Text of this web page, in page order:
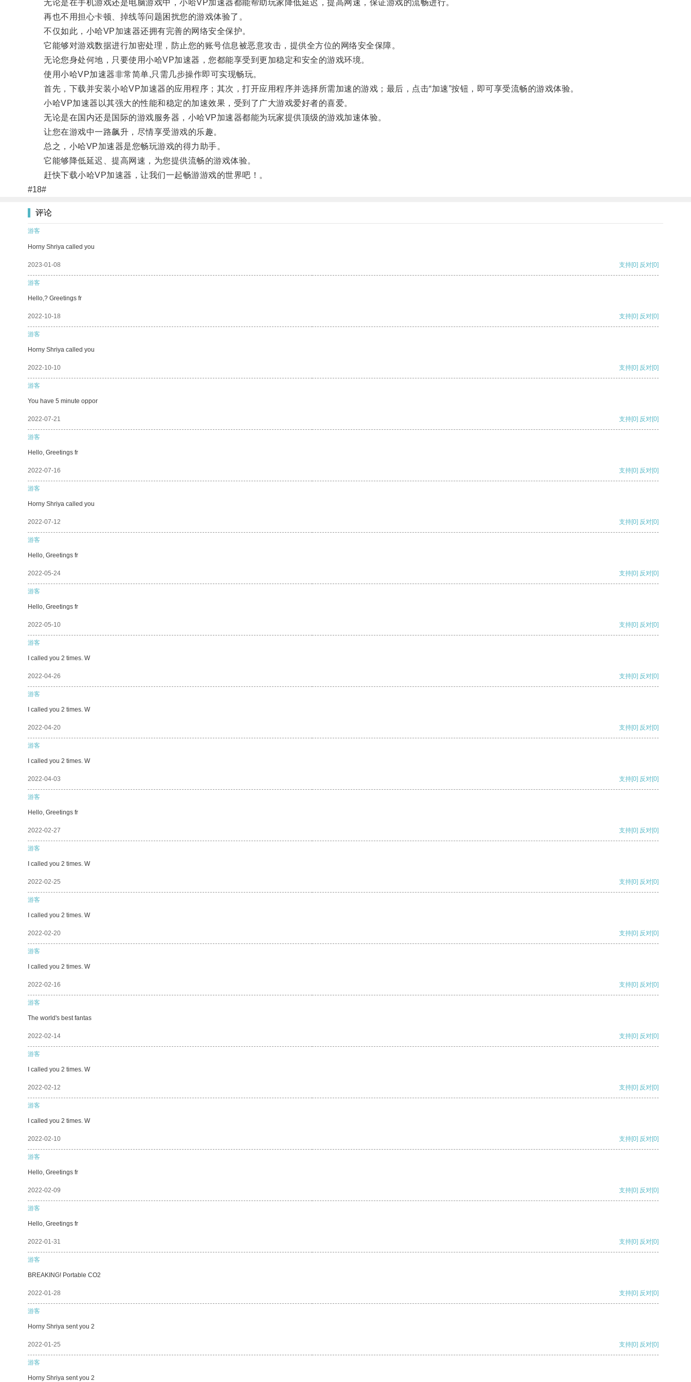
无论是在手机游戏还是电脑游戏中，小哈VP加速器都能帮助玩家降低延迟，提高网速，保证游戏的流畅进行。
再也不用担心卡顿、掉线等问题困扰您的游戏体验了。
不仅如此，小哈VP加速器还拥有完善的网络安全保护。
它能够对游戏数据进行加密处理，防止您的账号信息被恶意攻击，提供全方位的网络安全保障。
无论您身处何地，只要使用小哈VP加速器，您都能享受到更加稳定和安全的游戏环境。
使用小哈VP加速器非常简单,只需几步操作即可实现畅玩。
首先，下载并安装小哈VP加速器的应用程序；其次，打开应用程序并选择所需加速的游戏；最后，点击“加速”按钮，即可享受流畅的游戏体验。
小哈VP加速器以其强大的性能和稳定的加速效果，受到了广大游戏爱好者的喜爱。
无论是在国内还是国际的游戏服务器，小哈VP加速器都能为玩家提供顶级的游戏加速体验。
让您在游戏中一路飙升，尽情享受游戏的乐趣。
总之，小哈VP加速器是您畅玩游戏的得力助手。
它能够降低延迟、提高网速，为您提供流畅的游戏体验。
赶快下载小哈VP加速器，让我们一起畅游游戏的世界吧！。
#18#
评论
游客
Horny Shriya called you
2023-01-08 支持[0] 反对[0]
游客
Hello,? Greetings fr
2022-10-18 支持[0] 反对[0]
游客
Horny Shriya called you
2022-10-10 支持[0] 反对[0]
游客
You have 5 minute oppor
2022-07-21 支持[0] 反对[0]
游客
Hello, Greetings fr
2022-07-16 支持[0] 反对[0]
游客
Horny Shriya called you
2022-07-12 支持[0] 反对[0]
游客
Hello, Greetings fr
2022-05-24 支持[0] 反对[0]
游客
Hello, Greetings fr
2022-05-10 支持[0] 反对[0]
游客
I called you 2 times. W
2022-04-26 支持[0] 反对[0]
游客
I called you 2 times. W
2022-04-20 支持[0] 反对[0]
游客
I called you 2 times. W
2022-04-03 支持[0] 反对[0]
游客
Hello, Greetings fr
2022-02-27 支持[0] 反对[0]
游客
I called you 2 times. W
2022-02-25 支持[0] 反对[0]
游客
I called you 2 times. W
2022-02-20 支持[0] 反对[0]
游客
I called you 2 times. W
2022-02-16 支持[0] 反对[0]
游客
The world's best fantas
2022-02-14 支持[0] 反对[0]
游客
I called you 2 times. W
2022-02-12 支持[0] 反对[0]
游客
I called you 2 times. W
2022-02-10 支持[0] 反对[0]
游客
Hello, Greetings fr
2022-02-09 支持[0] 反对[0]
游客
Hello, Greetings fr
2022-01-31 支持[0] 反对[0]
游客
BREAKING! Portable CO2
2022-01-28 支持[0] 反对[0]
游客
Horny Shriya sent you 2
2022-01-25 支持[0] 反对[0]
游客
Horny Shriya sent you 2